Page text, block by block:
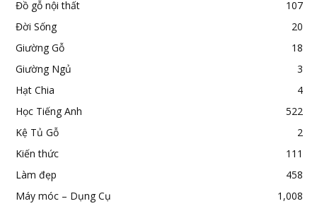
Đồ gỗ nội thất
107
Đời Sống
20
Giường Gỗ
18
Giường Ngủ
3
Hạt Chia
4
Học Tiếng Anh
522
Kệ Tủ Gỗ
2
Kiến thức
111
Làm đẹp
458
Máy móc – Dụng Cụ
1,008